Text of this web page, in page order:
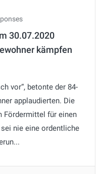
30.07.2020
kämpfen
vor“, betonte der 84-
applaudierten. Die
Fördermittel für einen
nie eine ordentliche